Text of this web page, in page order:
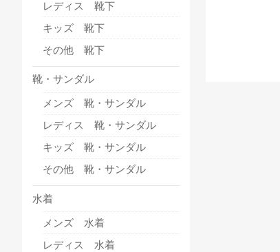
レディス 靴下
キッズ 靴下
その他 靴下
靴・サンダル
メンズ 靴・サンダル
レディス 靴・サンダル
キッズ 靴・サンダル
その他 靴・サンダル
水着
メンズ 水着
レディス 水着